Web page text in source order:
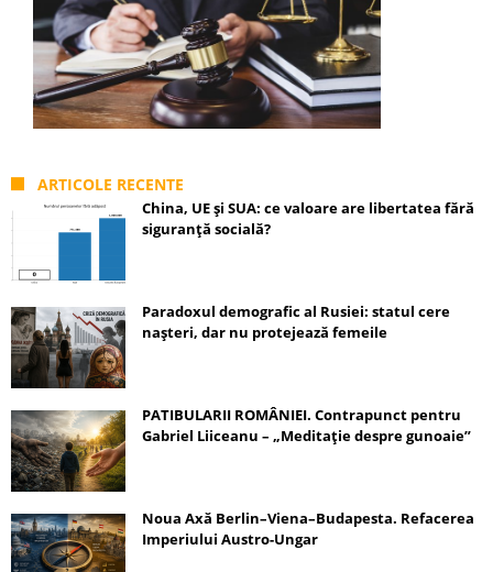
ARTICOLE RECENTE
China, UE și SUA: ce valoare are libertatea fără
siguranță socială?
Paradoxul demografic al Rusiei: statul cere
nașteri, dar nu protejează femeile
PATIBULARII ROMÂNIEI. Contrapunct pentru
Gabriel Liiceanu – „Meditație despre gunoaie”
Noua Axă Berlin–Viena–Budapesta. Refacerea
Imperiului Austro-Ungar